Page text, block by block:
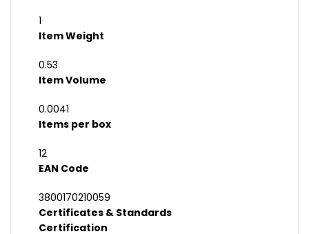
1
Item Weight
0.53
Item Volume
0.0041
Items per box
12
EAN Code
3800170210059
Certificates & Standards
Certification